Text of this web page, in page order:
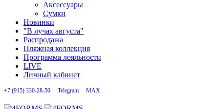
Аксессуары
Сумки
Новинки
"В лучах августа"
Распродажа
Пляжная коллекция
Программа лояльности
LIVE
Личный кабинет
+7 (915) 330-28-50 Telegram MAX